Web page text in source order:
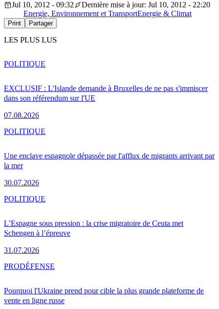
Jul 10, 2012 - 09:32
Dernière mise à jour: Jul 10, 2012 - 22:20
Energie, Environnement et TransportEnergie & Climat
Print Partager
LES PLUS LUS
EXCLUSIF : L'Islande demande à Bruxelles de ne pas s'immiscer
dans son référendum sur l'UE
07.08.2026
POLITIQUE
Une enclave espagnole dépassée par l'afflux de migrants arrivant par
la mer
30.07.2026
POLITIQUE
L’Espagne sous pression : la crise migratoire de Ceuta met
Schengen à l’épreuve
31.07.2026
POLITIQUE
Pourquoi l'Ukraine prend pour cible la plus grande plateforme de
vente en ligne russe
PRODÉFENSE